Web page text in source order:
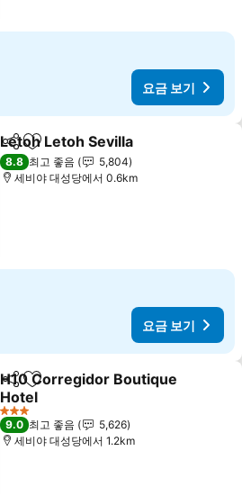
요금 보기
공유 즐겨찾기에 추가
Letoh Letoh Sevilla
8.8 최고 좋음
5,804
세비야 대성당에서 0.6km
요금 보기
공유 즐겨찾기에 추가
H10 Corregidor Boutique
Hotel
3 성급
9.0 최고 좋음
5,626
세비야 대성당에서 1.2km